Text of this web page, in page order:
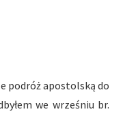
podróż apostolską do
we wrześniu br.